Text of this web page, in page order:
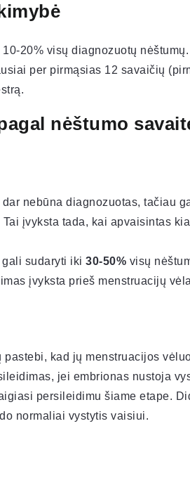
20% visų diagnozuotų
per pirmąsias 12 savaičių
nėštumo
nebūna diagnozuotas, tačiau
Tai įvyksta tada, kai apvaisintas
sudaryti iki 30-50% visų
įvyksta prieš menstruacijų
kad jų menstruacijos
jei embrionas nustoja
persileidimu šiame etape.
normaliai vystytis vaisiui.